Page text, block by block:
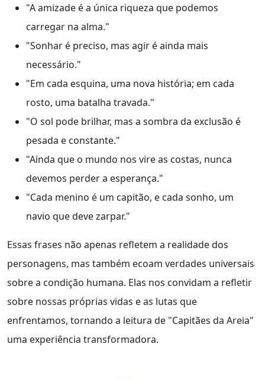
"A amizade é a única riqueza que podemos
carregar na alma."
"Sonhar é preciso, mas agir é ainda mais
necessário."
"Em cada esquina, uma nova história; em cada
rosto, uma batalha travada."
"O sol pode brilhar, mas a sombra da exclusão é
pesada e constante."
"Ainda que o mundo nos vire as costas, nunca
devemos perder a esperança."
"Cada menino é um capitão, e cada sonho, um
navio que deve zarpar."
Essas frases não apenas refletem a realidade dos
personagens, mas também ecoam verdades universais
sobre a condição humana. Elas nos convidam a refletir
sobre nossas próprias vidas e as lutas que
enfrentamos, tornando a leitura de "Capitães da Areia"
uma experiência transformadora.